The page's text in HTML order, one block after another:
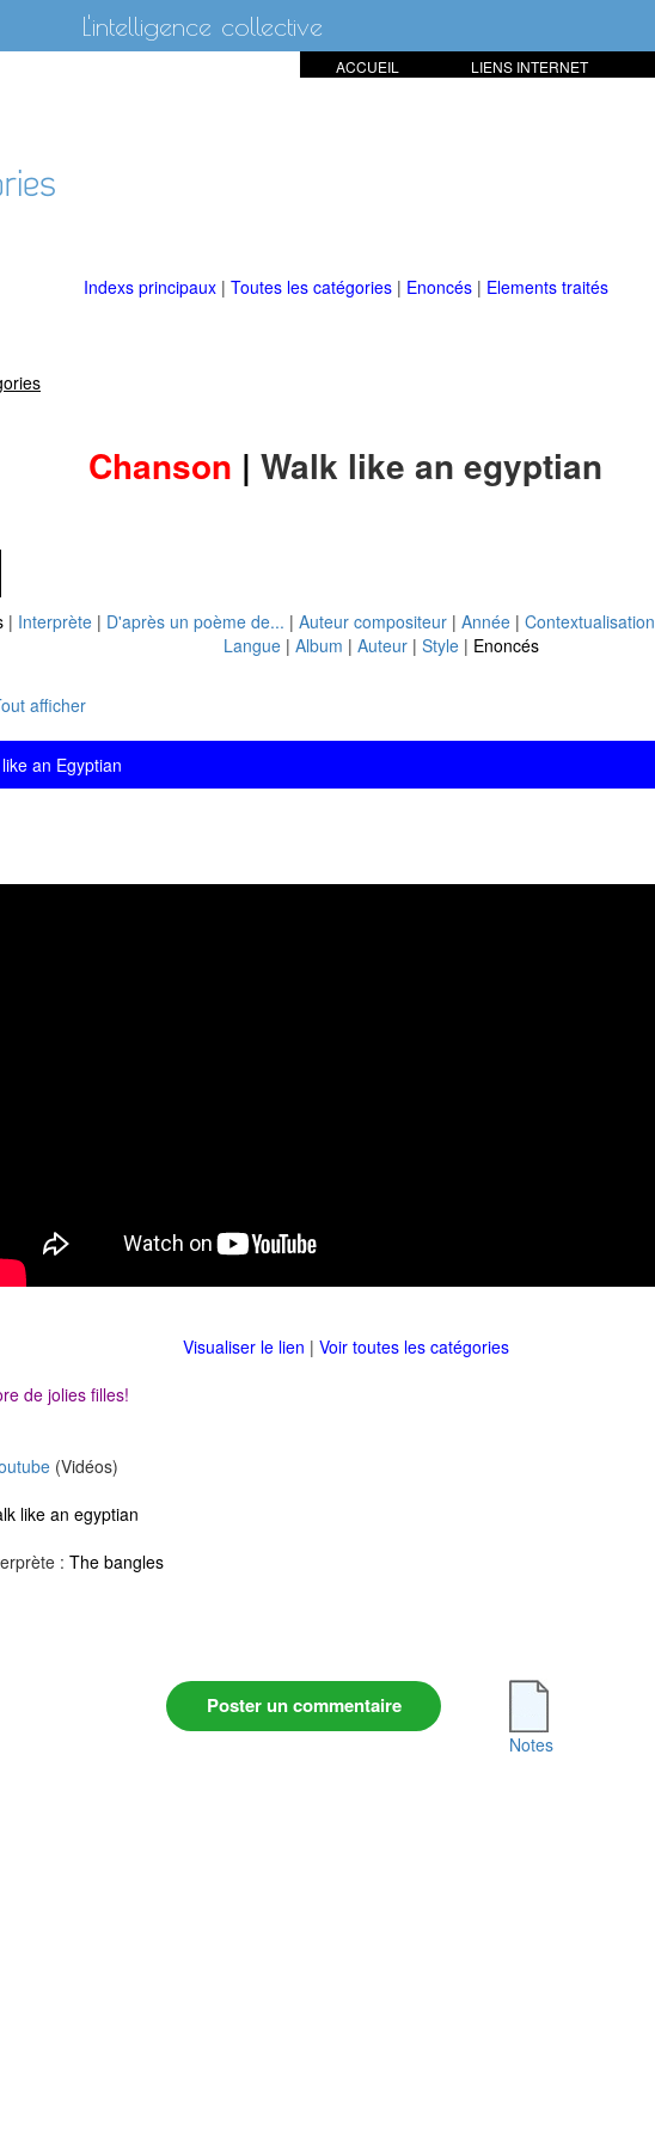
L'intelligence collective
LIENS INTERNET
ACCUEIL
Indexs principaux | Toutes les catégories | Enoncés | Elements traités
Chanson | Walk like an egyptian
| Interprète | D'après un poème de... | Auteur compositeur | Année | Contextualisation
Langue | Album | Auteur | Style | Enoncés
afficher
an Egyptian
Visualiser le lien | Voir toutes les catégories
de jolies filles!
(Vidéos)
like an egyptian
: The bangles
Poster un commentaire
Notes